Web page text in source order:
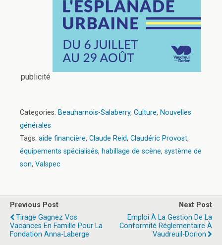
publicité
Categories: Beauharnois-Salaberry, Culture, Nouvelles
générales
Tags: aide financière, Claude Reid, Claudéric Provost,
équipements spécialisés, habillage de scène, système de
son, Valspec
Previous Post
Tirage Gagnez Vos
Vacances En Famille Pour La
Fondation Anna-Laberge
Next Post
Emploi À La Gestion De La
Conformité Réglementaire À
Vaudreuil-Dorion